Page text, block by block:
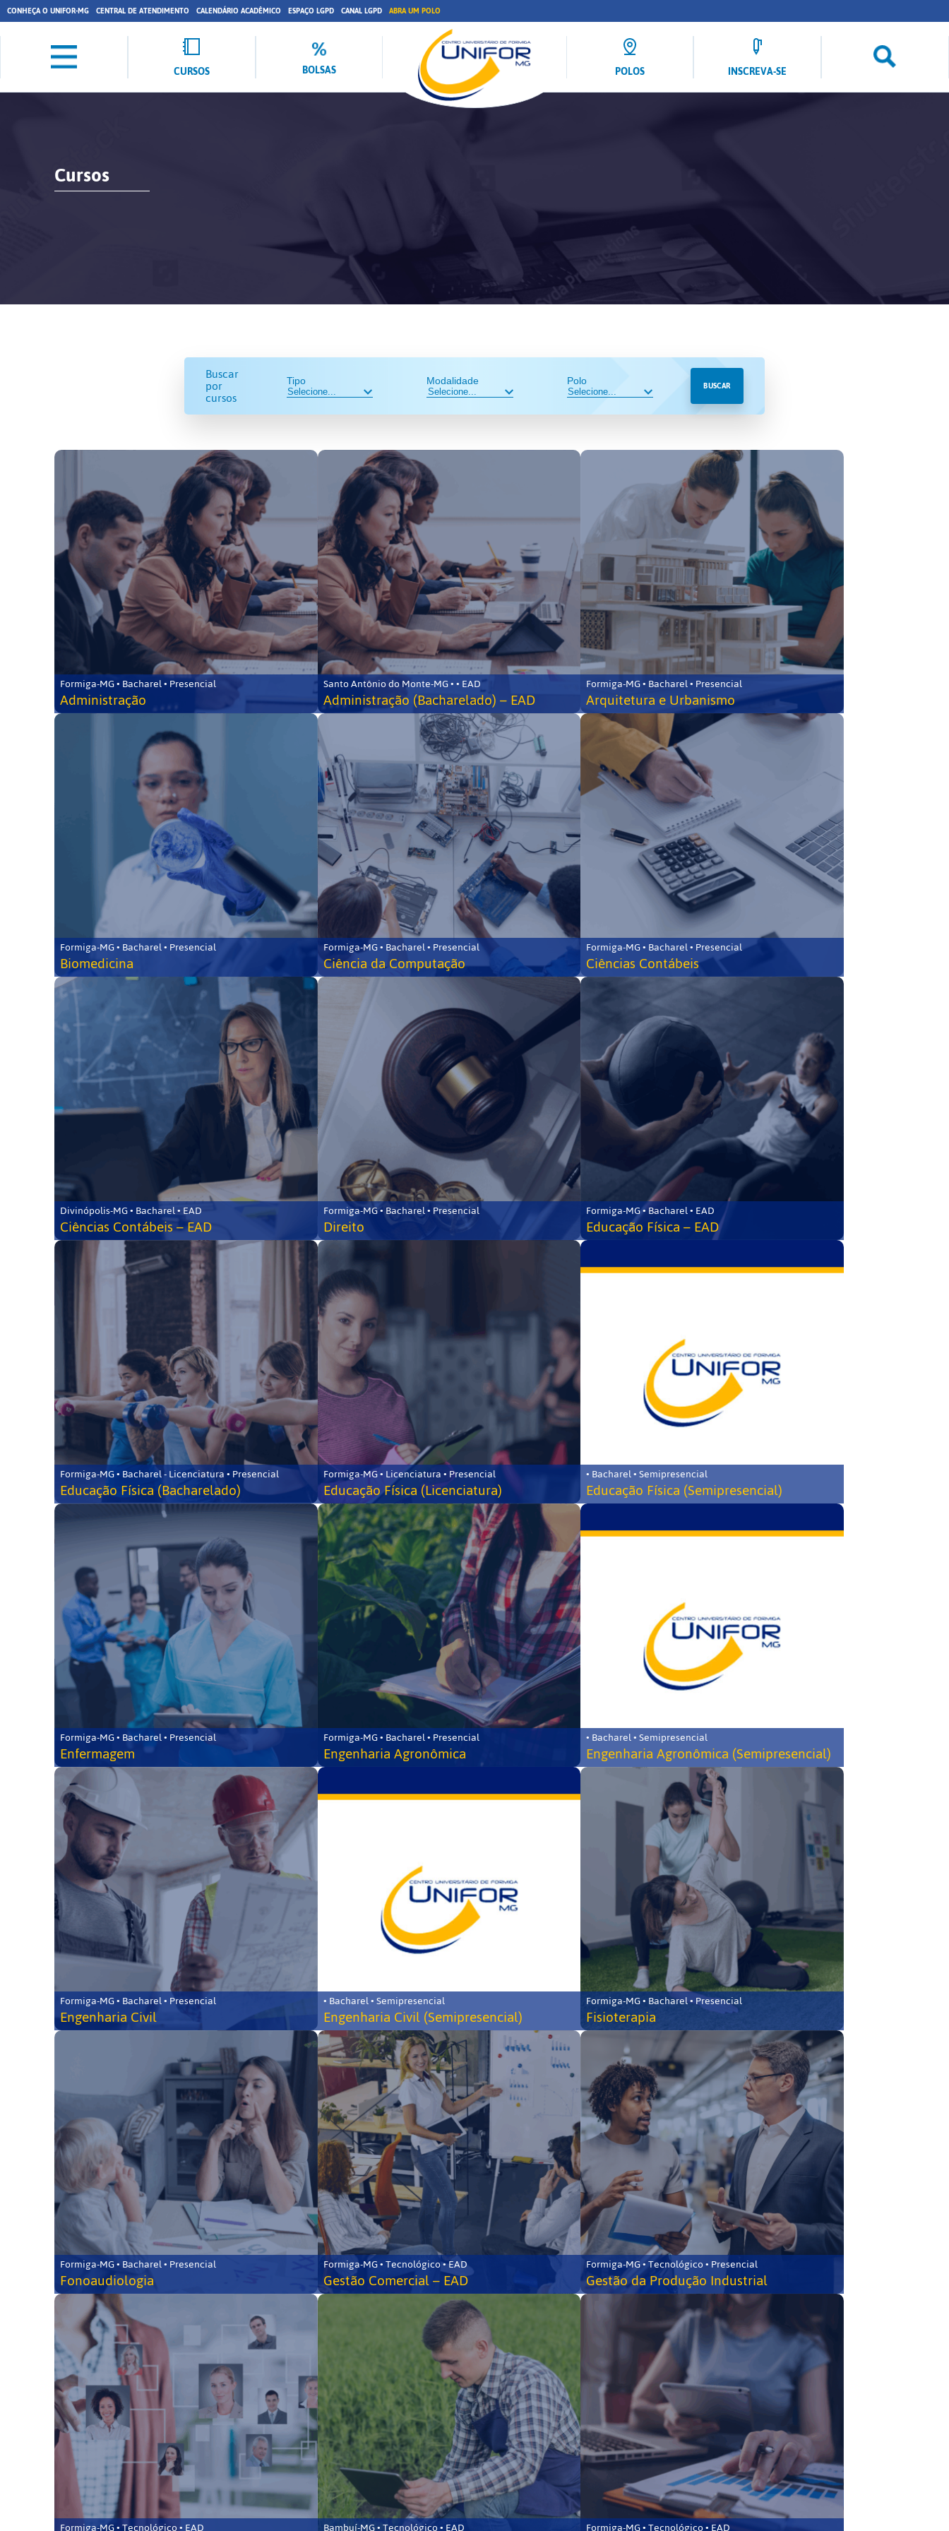
CONHEÇA O UNIFOR-MG CENTRAL DE ATENDIMENTO CALENDÁRIO ACADÊMICO ESPAÇO LGPD CANAL LGPD ABRA UM POLO
CURSOS BOLSAS POLOS INSCREVA-SE
Cursos
Buscar
por
cursos
Tipo Modalidade Polo BUSCAR
Formiga-MG • Bacharel • Presencial
Administração
Santo Antônio do Monte-MG • • EAD
Administração (Bacharelado) – EAD
Formiga-MG • Bacharel • Presencial
Arquitetura e Urbanismo
Formiga-MG • Bacharel • Presencial
Biomedicina
Formiga-MG • Bacharel • Presencial
Ciência da Computação
Formiga-MG • Bacharel • Presencial
Ciências Contábeis
Divinópolis-MG • Bacharel • EAD
Ciências Contábeis – EAD
Formiga-MG • Bacharel • Presencial
Direito
Formiga-MG • Bacharel • EAD
Educação Física – EAD
Formiga-MG • Bacharel - Licenciatura • Presencial
Educação Física (Bacharelado)
Formiga-MG • Licenciatura • Presencial
Educação Física (Licenciatura)
• Bacharel • Semipresencial
Educação Física (Semipresencial)
Formiga-MG • Bacharel • Presencial
Enfermagem
Formiga-MG • Bacharel • Presencial
Engenharia Agronômica
• Bacharel • Semipresencial
Engenharia Agronômica (Semipresencial)
Formiga-MG • Bacharel • Presencial
Engenharia Civil
• Bacharel • Semipresencial
Engenharia Civil (Semipresencial)
Formiga-MG • Bacharel • Presencial
Fisioterapia
Formiga-MG • Bacharel • Presencial
Fonoaudiologia
Formiga-MG • Tecnológico • EAD
Gestão Comercial – EAD
Formiga-MG • Tecnológico • Presencial
Gestão da Produção Industrial